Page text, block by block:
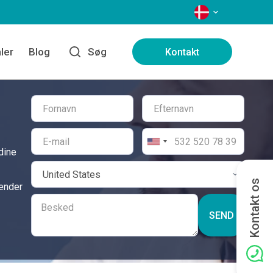
SPROG
Blog Søg Kontakt
SEND Kontakt os